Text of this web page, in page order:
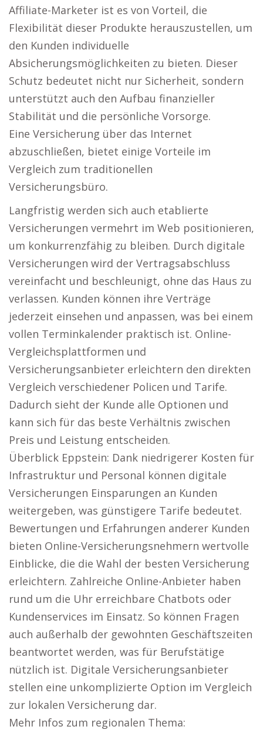
Affiliate-Marketer ist es von Vorteil, die
Flexibilität dieser Produkte herauszustellen, um
den Kunden individuelle
Absicherungsmöglichkeiten zu bieten. Dieser
Schutz bedeutet nicht nur Sicherheit, sondern
unterstützt auch den Aufbau finanzieller
Stabilität und die persönliche Vorsorge.
Eine Versicherung über das Internet
abzuschließen, bietet einige Vorteile im
Vergleich zum traditionellen
Versicherungsbüro.
Langfristig werden sich auch etablierte
Versicherungen vermehrt im Web positionieren,
um konkurrenzfähig zu bleiben. Durch digitale
Versicherungen wird der Vertragsabschluss
vereinfacht und beschleunigt, ohne das Haus zu
verlassen. Kunden können ihre Verträge
jederzeit einsehen und anpassen, was bei einem
vollen Terminkalender praktisch ist. Online-
Vergleichsplattformen und
Versicherungsanbieter erleichtern den direkten
Vergleich verschiedener Policen und Tarife.
Dadurch sieht der Kunde alle Optionen und
kann sich für das beste Verhältnis zwischen
Preis und Leistung entscheiden.
Überblick Eppstein: Dank niedrigerer Kosten für
Infrastruktur und Personal können digitale
Versicherungen Einsparungen an Kunden
weitergeben, was günstigere Tarife bedeutet.
Bewertungen und Erfahrungen anderer Kunden
bieten Online-Versicherungsnehmern wertvolle
Einblicke, die die Wahl der besten Versicherung
erleichtern. Zahlreiche Online-Anbieter haben
rund um die Uhr erreichbare Chatbots oder
Kundenservices im Einsatz. So können Fragen
auch außerhalb der gewohnten Geschäftszeiten
beantwortet werden, was für Berufstätige
nützlich ist. Digitale Versicherungsanbieter
stellen eine unkomplizierte Option im Vergleich
zur lokalen Versicherung dar.
Mehr Infos zum regionalen Thema: